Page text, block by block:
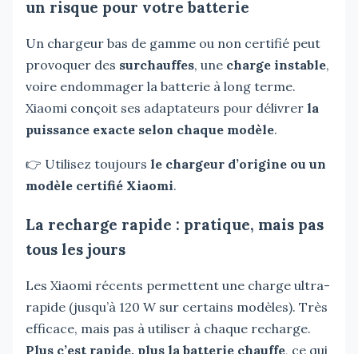
un risque pour votre batterie
Un chargeur bas de gamme ou non certifié peut
provoquer des surchauffes, une charge instable,
voire endommager la batterie à long terme.
Xiaomi conçoit ses adaptateurs pour délivrer la
puissance exacte selon chaque modèle.
👉 Utilisez toujours le chargeur d’origine ou un
modèle certifié Xiaomi.
La recharge rapide : pratique, mais pas
tous les jours
Les Xiaomi récents permettent une charge ultra-
rapide (jusqu’à 120 W sur certains modèles). Très
efficace, mais pas à utiliser à chaque recharge.
Plus c’est rapide, plus la batterie chauffe, ce qui